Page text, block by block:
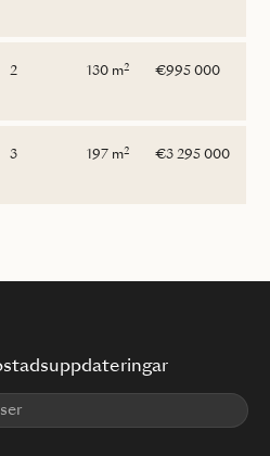
2 130 m2 €995 000
3 197 m2 €3 295 000